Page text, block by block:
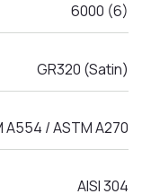
6000 (6)
GR320 (Satin)
A554 / ASTM A270
AISI 304